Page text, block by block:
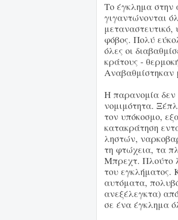
Το έγκλημα στην
γιγαντώνονται
μεταναστευτικό,
φόβος. Πολύ
όλες οι
κράτους -
Αναβαθμίστηκαν
Η παρανομία δεν
νομιμότητα.
τον υπόκοσμο,
κατακράτηση
ληστών,
τη φτώχεια, τα
Μπρεχτ. Πλούτο
του εγκλήματος.
αυτόματα,
ανεξέλεγκτα)
σε ένα έγκλημα